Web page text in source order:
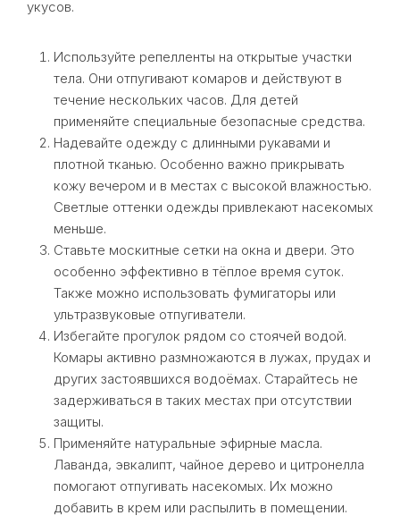
укусов.
Используйте репелленты на открытые участки
тела. Они отпугивают комаров и действуют в
течение нескольких часов. Для детей
применяйте специальные безопасные средства.
Надевайте одежду с длинными рукавами и
плотной тканью. Особенно важно прикрывать
кожу вечером и в местах с высокой влажностью.
Светлые оттенки одежды привлекают насекомых
меньше.
Ставьте москитные сетки на окна и двери. Это
особенно эффективно в тёплое время суток.
Также можно использовать фумигаторы или
ультразвуковые отпугиватели.
Избегайте прогулок рядом со стоячей водой.
Комары активно размножаются в лужах, прудах и
других застоявшихся водоёмах. Старайтесь не
задерживаться в таких местах при отсутствии
защиты.
Применяйте натуральные эфирные масла.
Лаванда, эвкалипт, чайное дерево и цитронелла
помогают отпугивать насекомых. Их можно
добавить в крем или распылить в помещении.